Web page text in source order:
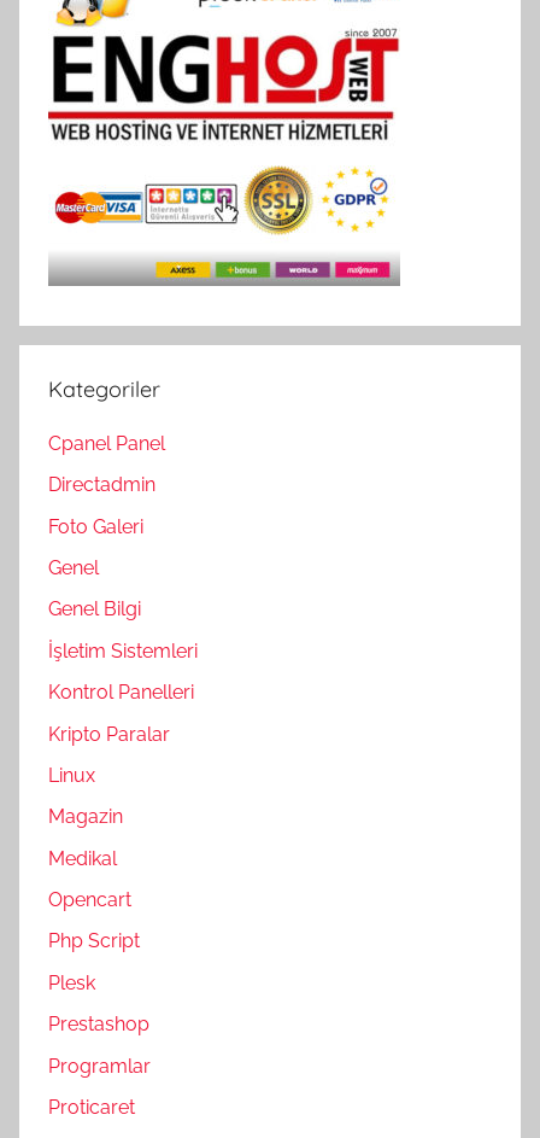
Kategoriler
Cpanel Panel
Directadmin
Foto Galeri
Genel
Genel Bilgi
İşletim Sistemleri
Kontrol Panelleri
Kripto Paralar
Linux
Magazin
Medikal
Opencart
Php Script
Plesk
Prestashop
Programlar
Proticaret